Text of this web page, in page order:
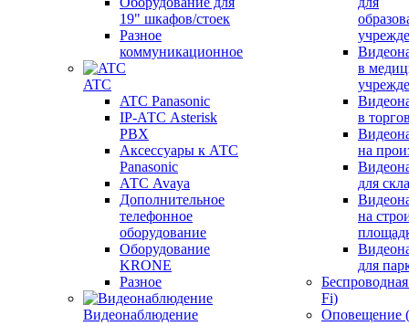
19" шкафов/стоек
Разное
коммуникационное
ATC
ATC Panasonic
IP-АТС Asterisk
PBX
Аксессуары к АТС
Panasonic
АТС Avaya
Дополнительное
телефонное
оборудование
Оборудование
KRONE
Разное
Видеонаблюдение
в
в
на
для
на
для
Fi)